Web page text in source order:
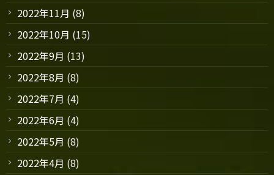
2022年11月 (8)
2022年10月 (15)
2022年9月 (13)
2022年8月 (8)
2022年7月 (4)
2022年6月 (4)
2022年5月 (8)
2022年4月 (8)